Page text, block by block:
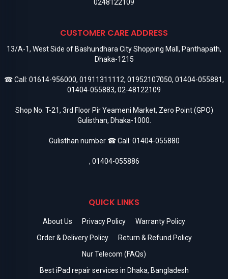
0248122109
CUSTOMER CARE ADDRESS
13/A-1, West Side of Bashundhara City Shopping Mall, Panthapath,
Dhaka-1215
☎ Call: 01614-956000, 01911311112, 01952107050, 01404-055881,
01404-055883, 02-48122109
Shop No. T-21, 3rd Floor Pir Yeameni Market, Zero Point (GPO)
Gulisthan, Dhaka-1000.
Gulisthan number ☎ Call: 01404-055880
, 01404-055886
QUICK LINKS
About Us Privacy Policy
Warranty Policy
Order & Delivery Policy
Return & Refund Policy
Nur Telecom (FAQs)
Best iPad repair services in Dhaka, Bangladesh